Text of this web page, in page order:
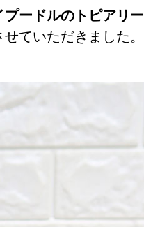
プードルのトピアリー
ていただきました。